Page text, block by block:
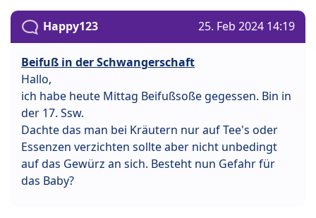
Happy123 25. Feb 2024 14:19
Beifuß in der Schwangerschaft
Hallo,
ich habe heute Mittag Beifußsoße gegessen. Bin in
der 17. Ssw.
Dachte das man bei Kräutern nur auf Tee's oder
Essenzen verzichten sollte aber nicht unbedingt
auf das Gewürz an sich. Besteht nun Gefahr für
das Baby?